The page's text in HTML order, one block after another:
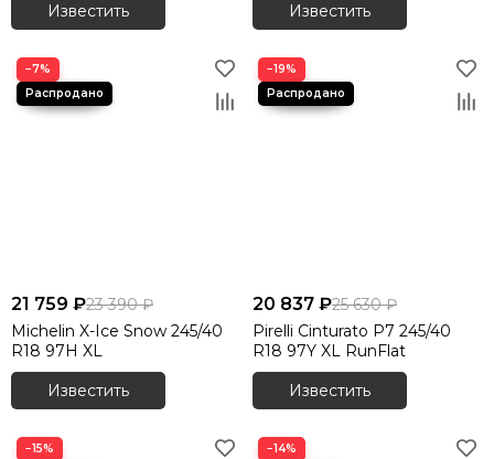
Известить
Известить
−7%
21 759 ₽23 390 ₽
Michelin X-Ice Snow 245/40
R18 97H XL
Известить
−19%
20 837 ₽25 630 ₽
Pirelli Cinturato P7 245/40
R18 97Y XL RunFlat
Известить
−15% −14%